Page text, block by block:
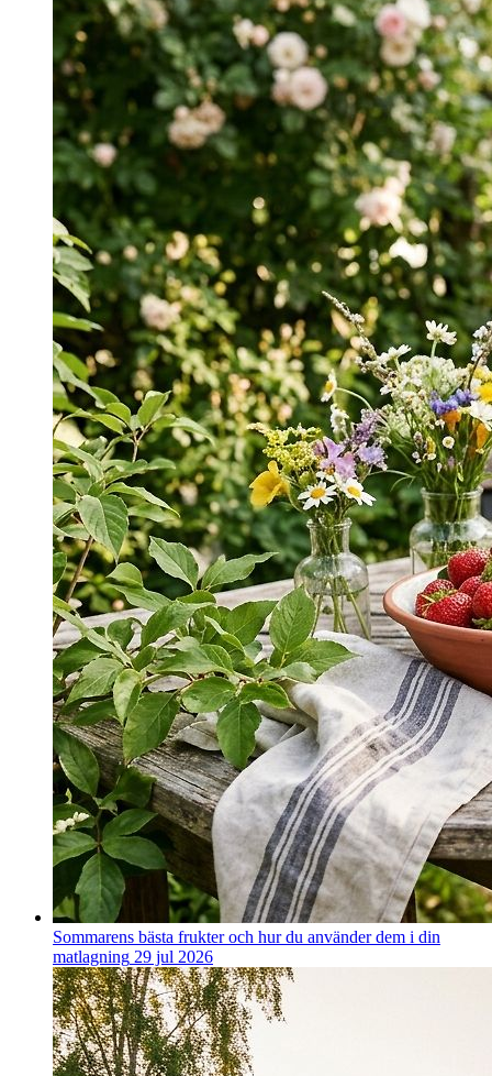
Sommarens bästa frukter och hur du använder dem i din
matlagning 29 jul 2026